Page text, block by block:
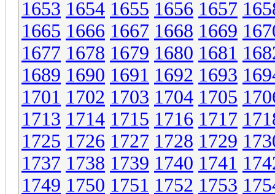
1653 1654 1655 1656 1657
1665 1666 1667 1668 1669
1677 1678 1679 1680 1681
1689 1690 1691 1692 1693
1701 1702 1703 1704 1705
1713 1714 1715 1716 1717
1725 1726 1727 1728 1729
1737 1738 1739 1740 1741
1749 1750 1751 1752 1753